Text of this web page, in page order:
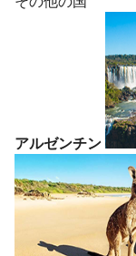
アルゼンチン